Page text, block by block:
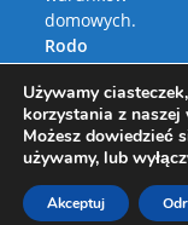
domowych.
Rodo
Polityka
Prywatności
Copyright
Używamy
korzystania z naszej
Możesz dowiedzieć
używamy, lub
Akceptuj